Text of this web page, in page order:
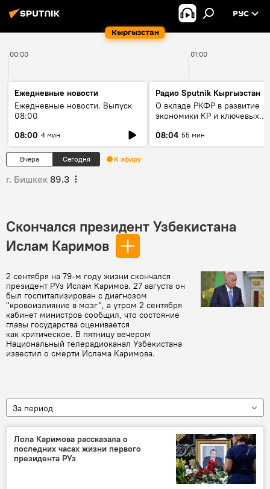
Кыргызстан
РУС
00:00 01:00
Ежедневные новости
Ежедневные новости. Выпуск
08:00
08:00 4 мин
Радио Sputnik Кыргызстан
О вкладе РКФР в развитие
экономики КР и ключевых
08:04 55 мин
Вчера Сегодня К эфиру
г. Бишкек 89.3
Скончался президент Узбекистана
Ислам Каримов
2 сентября на 79-м году жизни скончался
президент РУз Ислам Каримов. 27 августа он
был госпитализирован с диагнозом
"кровоизлияние в мозг", а утром 2 сентября
кабинет министров сообщил, что состояние
главы государства оценивается
как критическое. В пятницу вечером
Национальный телерадиоканал Узбекистана
известил о смерти Ислама Каримова.
За период
Лола Каримова рассказала о
последних часах жизни первого
президента РУз